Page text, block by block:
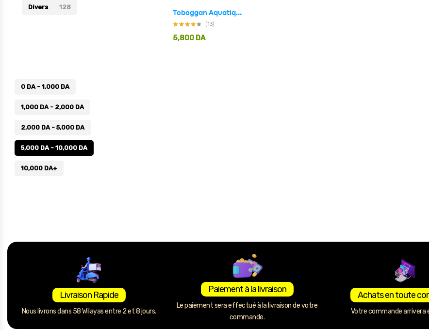
Toboggan Aquatique Gonflable 2 Personnes 549cm Bestway 52255
(13)
5,800 DA
Divers 128
0 DA- 1,000 DA
1,000 DA- 2,000 DA
2,000 DA- 5,000 DA
5,000 DA- 10,000 DA
10,000 DA+
Livraison Rapide
Nous livrons dans 58 Wilayas entre 2 et 8 jours.
Paiement à la livraison
Le paiement sera effectué à la livraison de votre
commande.
Achats en toute
Votre commande arrivera